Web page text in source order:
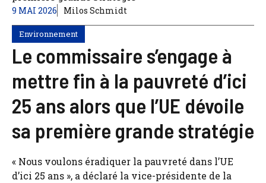
9 MAI 2026 Milos Schmidt
Environnement
Le commissaire s’engage à
mettre fin à la pauvreté d’ici
25 ans alors que l’UE dévoile
sa première grande stratégie
« Nous voulons éradiquer la pauvreté dans l’UE
d’ici 25 ans », a déclaré la vice-présidente de la